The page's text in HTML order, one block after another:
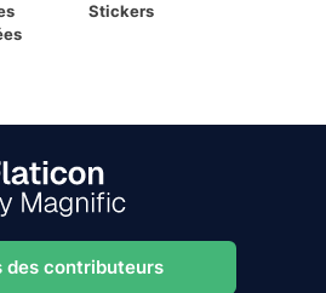
Stickers
des contributeurs